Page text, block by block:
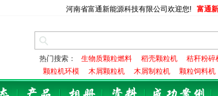
河南省富通新能源科技有限公司欢迎您! 富通
热门搜索： 生物质颗粒燃料 稻壳颗粒机 秸秆粉碎
颗粒机环模
木屑颗粒机 木屑制粒机 颗粒饲料机